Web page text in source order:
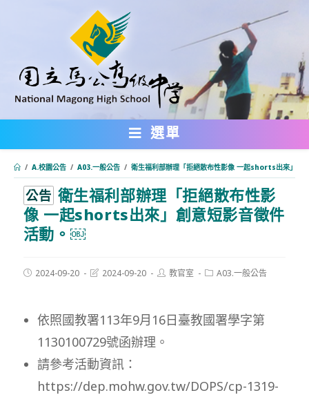
內
選單
/ A.校園公告 / A03.一般公告 / 衛生福利部辦理「拒絕散布性影像 一起shorts出來」創
公告 衛生福利部辦理「拒絕散布性影
像 一起shorts出來」創意短影音徵件
活動。￼
Post2024-09-20
Post2024-09-20
Post教官室
PostA03.一般公告
依照國教署113年9月16日臺教國署學字第
1130100729號函辦理。
請參考活動資訊：
https://dep.mohw.gov.tw/DOPS/cp-1319-